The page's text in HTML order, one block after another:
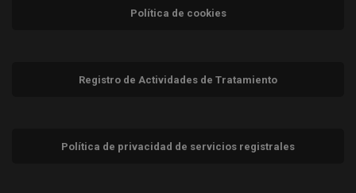
Política de cookies
Registro de Actividades de Tratamiento
Política de privacidad de servicios registrales